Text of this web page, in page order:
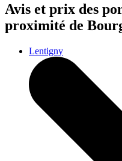
Avis et prix des
proximité de
Lentigny